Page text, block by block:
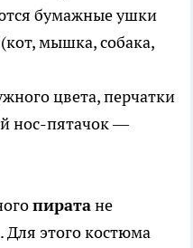
бумажные ушки
мышка, собака,
цвета, перчатки
нос-пятачок —
пиратане
Для этого костюма